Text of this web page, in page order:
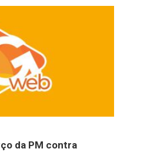
da PM contra